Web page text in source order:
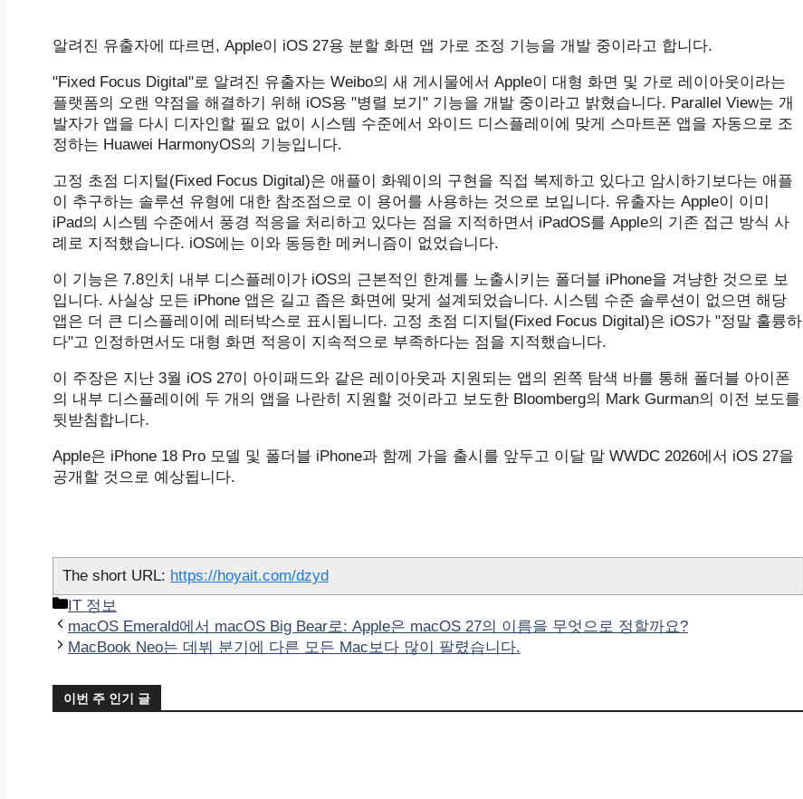
알려진 유출자에 따르면, Apple이 iOS 27용 분할 화면 앱 가로 조정 기능을 개발 중이라고 합니다.
"Fixed Focus Digital"로 알려진 유출자는 Weibo의 새 게시물에서 Apple이 대형 화면 및 가로 레이아웃이라는
플랫폼의 오랜 약점을 해결하기 위해 iOS용 "병렬 보기" 기능을 개발 중이라고 밝혔습니다. Parallel View는 개
발자가 앱을 다시 디자인할 필요 없이 시스템 수준에서 와이드 디스플레이에 맞게 스마트폰 앱을 자동으로 조
정하는 Huawei HarmonyOS의 기능입니다.
고정 초점 디지털(Fixed Focus Digital)은 애플이 화웨이의 구현을 직접 복제하고 있다고 암시하기보다는 애플
이 추구하는 솔루션 유형에 대한 참조점으로 이 용어를 사용하는 것으로 보입니다. 유출자는 Apple이 이미
iPad의 시스템 수준에서 풍경 적응을 처리하고 있다는 점을 지적하면서 iPadOS를 Apple의 기존 접근 방식 사
례로 지적했습니다. iOS에는 이와 동등한 메커니즘이 없었습니다.
이 기능은 7.8인치 내부 디스플레이가 iOS의 근본적인 한계를 노출시키는 폴더블 iPhone을 겨냥한 것으로 보
입니다. 사실상 모든 iPhone 앱은 길고 좁은 화면에 맞게 설계되었습니다. 시스템 수준 솔루션이 없으면 해당
앱은 더 큰 디스플레이에 레터박스로 표시됩니다. 고정 초점 디지털(Fixed Focus Digital)은 iOS가 "정말 훌륭하
다"고 인정하면서도 대형 화면 적응이 지속적으로 부족하다는 점을 지적했습니다.
이 주장은 지난 3월 iOS 27이 아이패드와 같은 레이아웃과 지원되는 앱의 왼쪽 탐색 바를 통해 폴더블 아이폰
의 내부 디스플레이에 두 개의 앱을 나란히 지원할 것이라고 보도한 Bloomberg의 Mark Gurman의 이전 보도를
뒷받침합니다.
Apple은 iPhone 18 Pro 모델 및 폴더블 iPhone과 함께 가을 출시를 앞두고 이달 말 WWDC 2026에서 iOS 27을
공개할 것으로 예상됩니다.
The short URL: https://hoyait.com/dzyd
카
테
고
IT 정보
macOS Emerald에서 macOS Big Bear로: Apple은 macOS 27의 이름을 무엇으로 정할까요?
MacBook Neo는 데뷔 분기에 다른 모든 Mac보다 많이 팔렸습니다.
이번 주 인기 글